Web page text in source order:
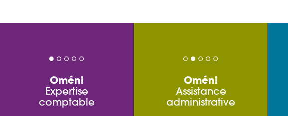
Oméni
Expertise
comptable
Oméni
Assistance
administrative